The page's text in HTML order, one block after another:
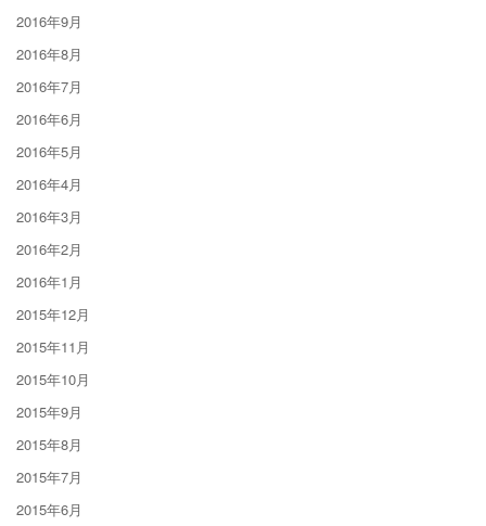
2016年9月
2016年8月
2016年7月
2016年6月
2016年5月
2016年4月
2016年3月
2016年2月
2016年1月
2015年12月
2015年11月
2015年10月
2015年9月
2015年8月
2015年7月
2015年6月